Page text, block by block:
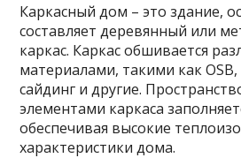
Каркасный дом – это здание,
составляет деревянный или
каркас. Каркас обшивается
материалами, такими как
сайдинг и другие.
элементами каркаса
обеспечивая высокие
характеристики дома.